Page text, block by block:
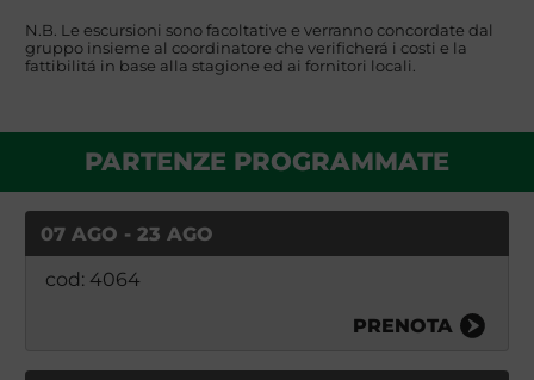
N.B. Le escursioni sono facoltative e verranno concordate dal
gruppo insieme al coordinatore che verificherá i costi e la
fattibilitá in base alla stagione ed ai fornitori locali.
PARTENZE PROGRAMMATE
07 AGO - 23 AGO
cod: 4064
PRENOTA